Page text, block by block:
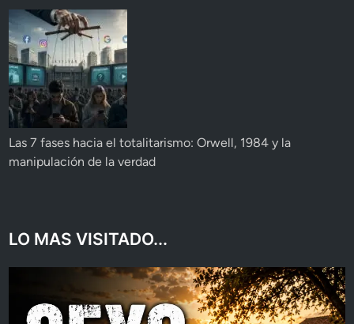
Las 7 fases hacia el totalitarismo: Orwell, 1984 y la
manipulación de la verdad
LO MAS VISITADO...